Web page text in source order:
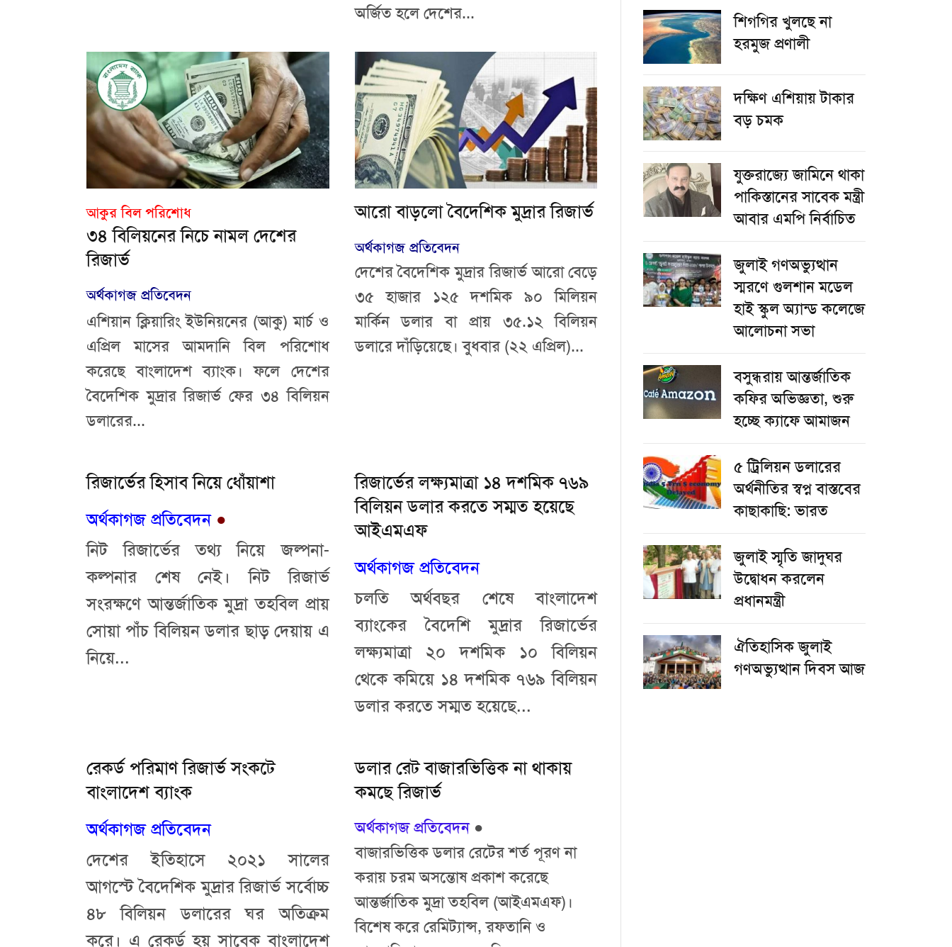
অর্জিত হলে দেশের...
আকুর বিল পরিশোধ
৩৪ বিলিয়নের নিচে নামল দেশের
রিজার্ভ
অর্থকাগজ প্রতিবেদন
এশিয়ান ক্লিয়ারিং ইউনিয়নের (আকু) মার্চ ও
এপ্রিল মাসের আমদানি বিল পরিশোধ
করেছে বাংলাদেশ ব্যাংক। ফলে দেশের
বৈদেশিক মুদ্রার রিজার্ভ ফের ৩৪ বিলিয়ন
ডলারের...
আরো বাড়লো বৈদেশিক মুদ্রার রিজার্ভ
অর্থকাগজ প্রতিবেদন
দেশের বৈদেশিক মুদ্রার রিজার্ভ আরো বেড়ে
৩৫ হাজার ১২৫ দশমিক ৯০ মিলিয়ন
মার্কিন ডলার বা প্রায় ৩৫.১২ বিলিয়ন
ডলারে দাঁড়িয়েছে। বুধবার (২২ এপ্রিল)...
রিজার্ভের হিসাব নিয়ে ধোঁয়াশা
অর্থকাগজ প্রতিবেদন ●
নিট রিজার্ভের তথ্য নিয়ে জল্পনা-
কল্পনার শেষ নেই। নিট রিজার্ভ
সংরক্ষণে আন্তর্জাতিক মুদ্রা তহবিল প্রায়
সোয়া পাঁচ বিলিয়ন ডলার ছাড় দেয়ায় এ
নিয়ে...
রিজার্ভের লক্ষ্যমাত্রা ১৪ দশমিক ৭৬৯
বিলিয়ন ডলার করতে সম্মত হয়েছে
আইএমএফ
অর্থকাগজ প্রতিবেদন
চলতি অর্থবছর শেষে বাংলাদেশ
ব্যাংকের বৈদেশি মুদ্রার রিজার্ভের
লক্ষ্যমাত্রা ২০ দশমিক ১০ বিলিয়ন
থেকে কমিয়ে ১৪ দশমিক ৭৬৯ বিলিয়ন
ডলার করতে সম্মত হয়েছে...
রেকর্ড পরিমাণ রিজার্ভ সংকটে
বাংলাদেশ ব্যাংক
অর্থকাগজ প্রতিবেদন
দেশের ইতিহাসে ২০২১ সালের
আগস্টে বৈদেশিক মুদ্রার রিজার্ভ সর্বোচ্চ
৪৮ বিলিয়ন ডলারের ঘর অতিক্রম
করে। এ রেকর্ড হয় সাবেক বাংলাদেশ
ডলার রেট বাজারভিত্তিক না থাকায়
কমছে রিজার্ভ
অর্থকাগজ প্রতিবেদন ●
বাজারভিত্তিক ডলার রেটের শর্ত পূরণ না
করায় চরম অসন্তোষ প্রকাশ করেছে
আন্তর্জাতিক মুদ্রা তহবিল (আইএমএফ)।
বিশেষ করে রেমিট্যান্স, রফতানি ও
শিগগির খুলছে না
হরমুজ প্রণালী
দক্ষিণ এশিয়ায় টাকার
বড় চমক
যুক্তরাজ্যে জামিনে থাকা
পাকিস্তানের সাবেক মন্ত্রী
আবার এমপি নির্বাচিত
জুলাই গণঅভ্যুত্থান
স্মরণে গুলশান মডেল
হাই স্কুল অ্যান্ড কলেজে
আলোচনা সভা
বসুন্ধরায় আন্তর্জাতিক
কফির অভিজ্ঞতা, শুরু
হচ্ছে ক্যাফে আমাজন
৫ ট্রিলিয়ন ডলারের
অর্থনীতির স্বপ্ন বাস্তবের
কাছাকাছি: ভারত
জুলাই স্মৃতি জাদুঘর
উদ্বোধন করলেন
প্রধানমন্ত্রী
ঐতিহাসিক জুলাই
গণঅভ্যুত্থান দিবস আজ